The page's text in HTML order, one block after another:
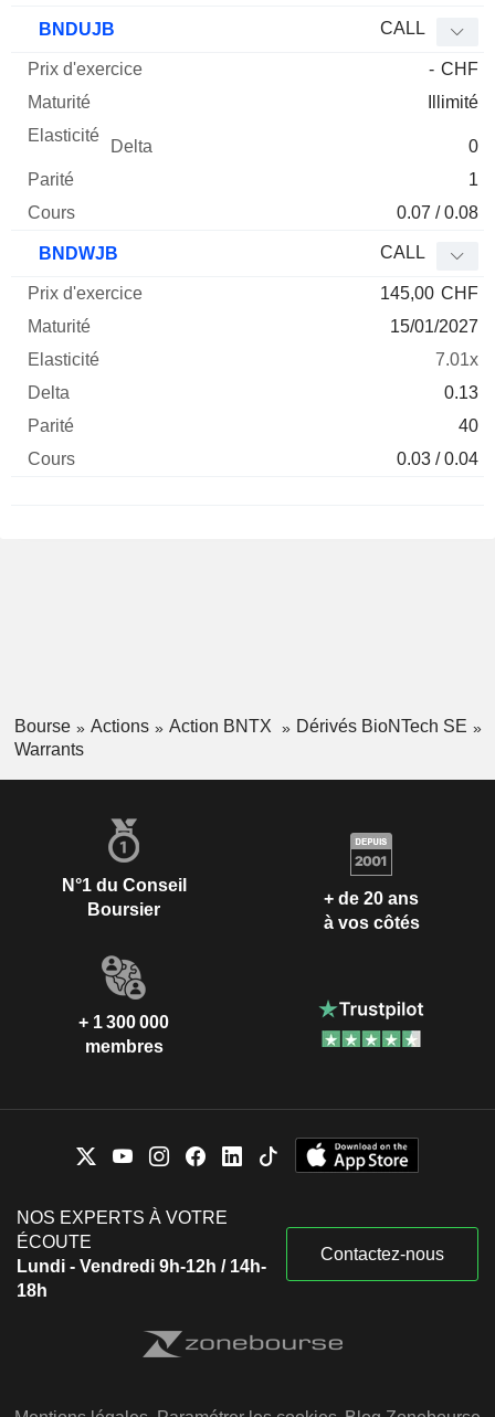
BNDUJB CALL
- CHF
Illimité
0
1
0.07 / 0.08
BNDWJB CALL
145,00 CHF
15/01/2027
7.01x
0.13
40
0.03 / 0.04
Bourse Actions Action BNTX
Dérivés BioNTech SE
Warrants
N°1 du Conseil
Boursier
+ de 20 ans
à vos côtés
+ 1 300 000
membres
NOS EXPERTS À VOTRE
ÉCOUTE
Lundi - Vendredi 9h-12h / 14h-
18h
Contactez-nous